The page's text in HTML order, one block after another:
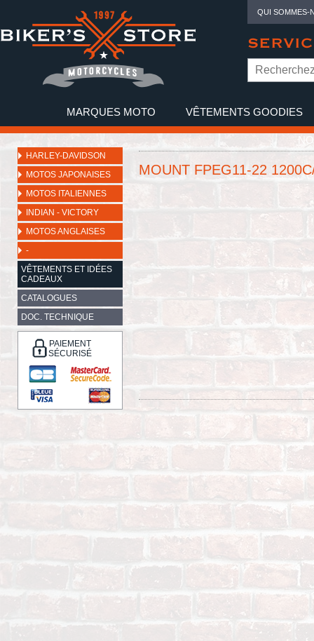
QUI SOMMES-
MARQUES MOTO VÊTEMENTS GOODIES
HARLEY-DAVIDSON
MOTOS JAPONAISES
MOTOS ITALIENNES
INDIAN - VICTORY
MOTOS ANGLAISES
-
VÊTEMENTS ET IDÉES
CADEAUX
CATALOGUES
DOC. TECHNIQUE
PAIEMENT
SÉCURISÉ
MOUNT FPEG11-22